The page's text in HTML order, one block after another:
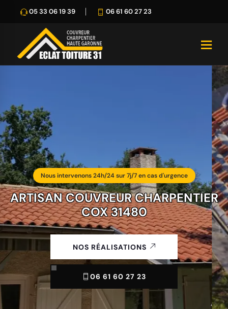
05 33 06 19 39 06 61 60 27 23
Nous intervenons 24h/24 sur 7j/7 en cas d'urgence
ARTISAN COUVREUR CHARPENTIER
COX 31480
NOS RÉALISATIONS
06 61 60 27 23